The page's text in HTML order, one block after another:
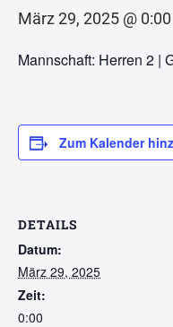
März 29, 2025 @ 0:00
Mannschaft: Herren 2 |
Zum Kalender
DETAILS
Datum:
März 29, 2025
Zeit:
0:00